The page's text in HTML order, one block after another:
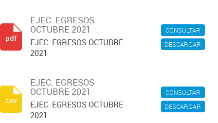
CONSULTAR
DESCARGAR
EJEC. EGRESOS
OCTUBRE 2021
EJEC. EGRESOS OCTUBRE
2021
pdf
CONSULTAR
DESCARGAR
EJEC. EGRESOS
OCTUBRE 2021
EJEC. EGRESOS OCTUBRE
2021
csv